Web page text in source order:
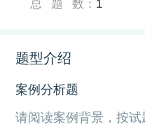
总题数 ： 1
题型介绍
案例分析题
请阅读案例背景，按试